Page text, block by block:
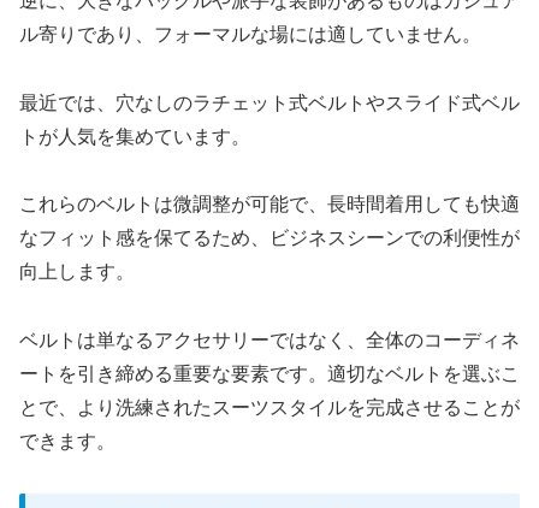
ル寄りであり、フォーマルな場には適していません。
最近では、穴なしのラチェット式ベルトやスライド式ベル
トが人気を集めています。
これらのベルトは微調整が可能で、長時間着用しても快適
なフィット感を保てるため、ビジネスシーンでの利便性が
向上します。
ベルトは単なるアクセサリーではなく、全体のコーディネ
ートを引き締める重要な要素です。適切なベルトを選ぶこ
とで、より洗練されたスーツスタイルを完成させることが
できます。